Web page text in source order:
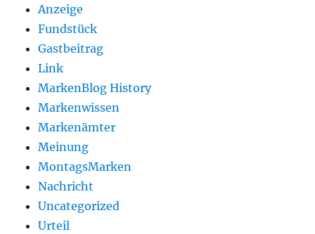
Anzeige
Fundstück
Gastbeitrag
Link
MarkenBlog History
Markenwissen
Markenämter
Meinung
MontagsMarken
Nachricht
Uncategorized
Urteil